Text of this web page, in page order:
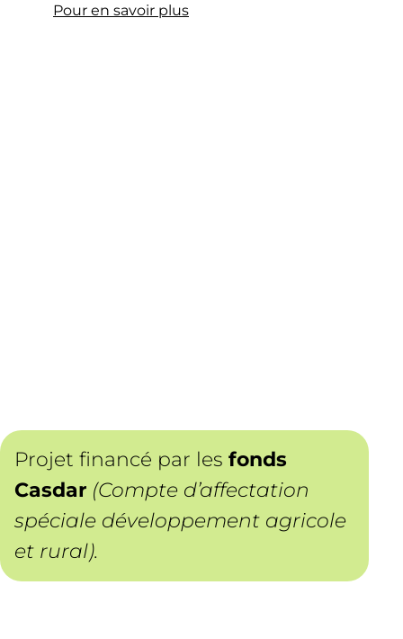
Pour en savoir plus
Projet financé par les fonds
Casdar (Compte d’affectation
spéciale développement agricole
et rural).